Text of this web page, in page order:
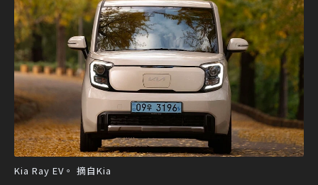
Kia Ray EV。 摘自Kia